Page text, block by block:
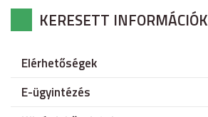
KERESETT INFORMÁCIÓK
Elérhetőségek
E-ügyintézés